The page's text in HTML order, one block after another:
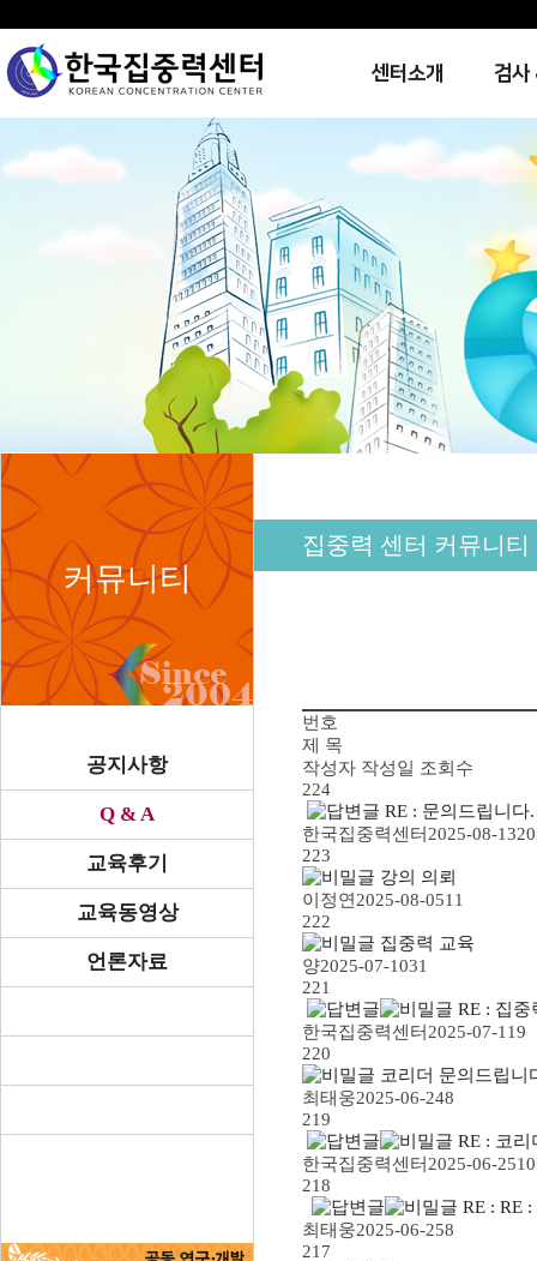
센터소개 검사
커뮤니티
공지사항
Q & A
교육후기
교육동영상
언론자료
집중력 센터 커뮤니티
번호
제 목
작성자 작성일 조회수
224
RE : 문의드립니다.
한국집중력센터 2025-08-13
223
강의 의뢰
이정연 2025-08-0511
222
집중력 교육
양2025-07-1031
221
RE : 집중
한국집중력센터 2025-07-119
220
코리더 문의드립니
최태웅2025-06-248
219
RE : 코
한국집중력센터 2025-06-2510
218
RE : RE
최태웅2025-06-258
217